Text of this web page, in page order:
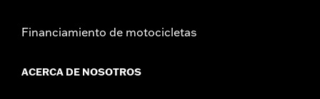
Financiamiento de motocicletas
ACERCA DE NOSOTROS